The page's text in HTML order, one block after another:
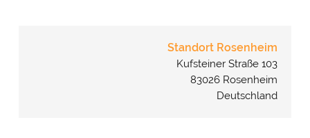
Standort Rosenheim
Kufsteiner Straße 103
83026 Rosenheim
Deutschland